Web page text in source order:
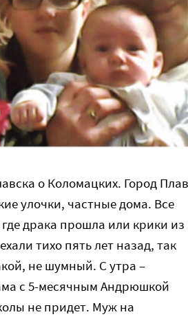
о Коломацких. Город
улочки, частные дома. Все
драка прошла или крики из
тихо пять лет назад, так
не шумный. С утра –
с 5-месячным Андрюшкой
не придет. Муж на